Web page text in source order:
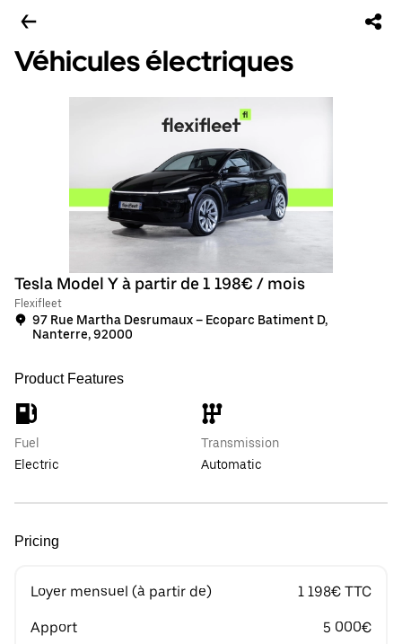
Véhicules électriques
Tesla Model Y à partir de 1 198€ / mois
Flexifleet
97 Rue Martha Desrumaux – Ecoparc Batiment D,
Nanterre, 92000
Product Features
Fuel
Electric
Transmission
Automatic
Pricing
Loyer mensuel (à partir de) 1 198€ TTC
Apport 5 000€